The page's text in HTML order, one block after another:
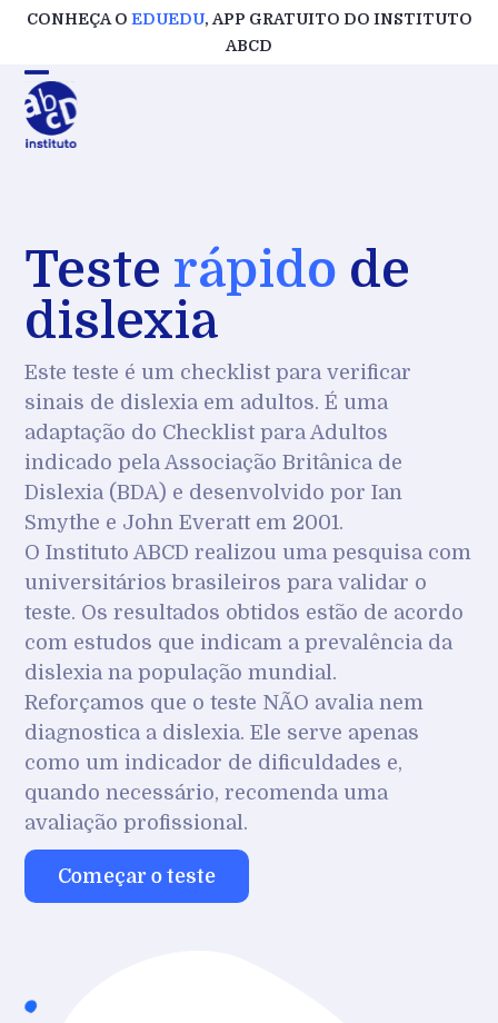
Skip
content
CONHEÇA O EDUEDU, APP GRATUITO DO INSTITUTO
ABCD
Teste rápido de
dislexia
Este teste é um checklist para verificar
sinais de dislexia em adultos. É uma
adaptação do Checklist para Adultos
indicado pela Associação Britânica de
Dislexia (BDA) e desenvolvido por Ian
Smythe e John Everatt em 2001.
O Instituto ABCD realizou uma pesquisa com
universitários brasileiros para validar o
teste. Os resultados obtidos estão de acordo
com estudos que indicam a prevalência da
dislexia na população mundial.
Reforçamos que o teste NÃO avalia nem
diagnostica a dislexia. Ele serve apenas
como um indicador de dificuldades e,
quando necessário, recomenda uma
avaliação profissional.
Começar o teste